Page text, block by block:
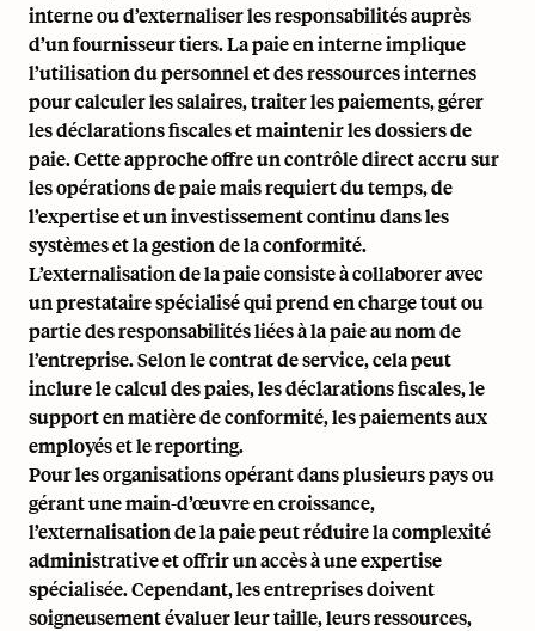
interne ou d’externaliser les responsabilités auprès
d’un fournisseur tiers. La paie en interne implique
l’utilisation du personnel et des ressources internes
pour calculer les salaires, traiter les paiements, gérer
les déclarations fiscales et maintenir les dossiers de
paie. Cette approche offre un contrôle direct accru sur
les opérations de paie mais requiert du temps, de
l’expertise et un investissement continu dans les
systèmes et la gestion de la conformité.
L’externalisation de la paie consiste à collaborer avec
un prestataire spécialisé qui prend en charge tout ou
partie des responsabilités liées à la paie au nom de
l’entreprise. Selon le contrat de service, cela peut
inclure le calcul des paies, les déclarations fiscales, le
support en matière de conformité, les paiements aux
employés et le reporting.
Pour les organisations opérant dans plusieurs pays ou
gérant une main-d’œuvre en croissance,
l’externalisation de la paie peut réduire la complexité
administrative et offrir un accès à une expertise
spécialisée. Cependant, les entreprises doivent
soigneusement évaluer leur taille, leurs ressources,